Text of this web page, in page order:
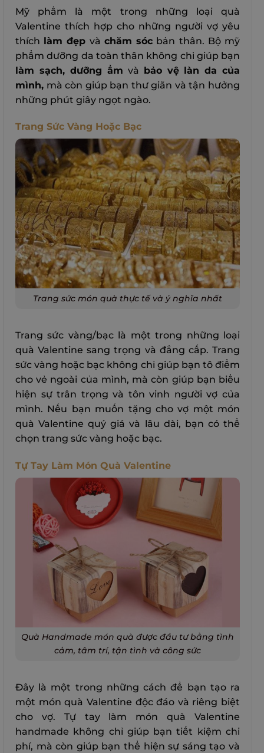
Mỹ phẩm là một trong những loại quà
Valentine thích hợp cho những người vợ yêu
thích làm đẹp và chăm sóc bản thân. Bộ mỹ
phẩm dưỡng da toàn thân không chỉ giúp bạn
làm sạch, dưỡng ẩm và bảo vệ làn da của
mình, mà còn giúp bạn thư giãn và tận hưởng
những phút giây ngọt ngào.
Trang Sức Vàng Hoặc Bạc
Trang sức món quà thực tế và ý nghĩa nhất
Trang sức vàng/bạc là một trong những loại
quà Valentine sang trọng và đẳng cấp. Trang
sức vàng hoặc bạc không chỉ giúp bạn tô điểm
cho vẻ ngoài của mình, mà còn giúp bạn biểu
hiện sự trân trọng và tôn vinh người vợ của
mình. Nếu bạn muốn tặng cho vợ một món
quà Valentine quý giá và lâu dài, bạn có thể
chọn trang sức vàng hoặc bạc.
Tự Tay Làm Món Quà Valentine
Quà Handmade món quà được đầu tư bằng tình
cảm, tâm trí, tận tình và công sức
Đây là một trong những cách để bạn tạo ra
một món quà Valentine độc đáo và riêng biệt
cho vợ. Tự tay làm món quà Valentine
handmade không chỉ giúp bạn tiết kiệm chi
phí, mà còn giúp bạn thể hiện sự sáng tạo và